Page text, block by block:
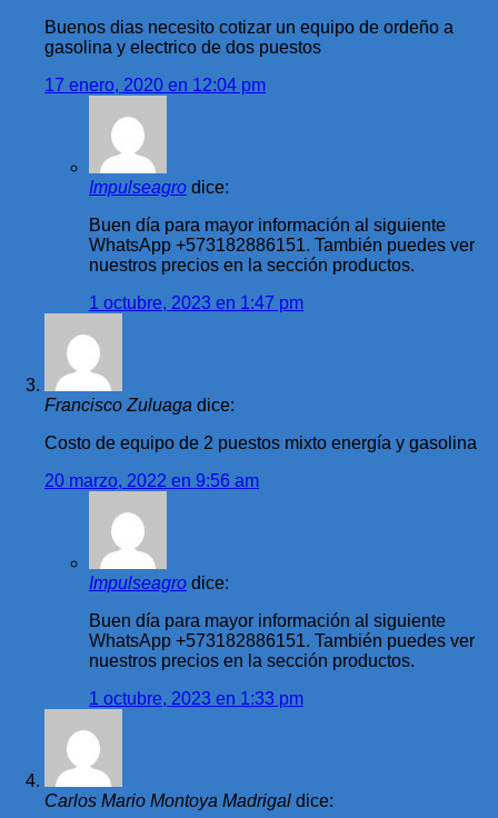
Buenos dias necesito cotizar un equipo de ordeño a
gasolina y electrico de dos puestos
17 enero, 2020 en 12:04 pm
Impulseagro dice:
Buen día para mayor información al siguiente
WhatsApp +573182886151. También puedes ver
nuestros precios en la sección productos.
1 octubre, 2023 en 1:47 pm
Francisco Zuluaga dice:
Costo de equipo de 2 puestos mixto energía y gasolina
20 marzo, 2022 en 9:56 am
Impulseagro dice:
Buen día para mayor información al siguiente
WhatsApp +573182886151. También puedes ver
nuestros precios en la sección productos.
1 octubre, 2023 en 1:33 pm
Carlos Mario Montoya Madrigal dice: